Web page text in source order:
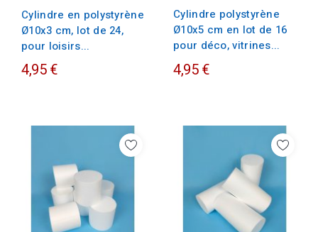
Cylindre en polystyrène
Ø10x3 cm, lot de 24,
pour loisirs...
4,95 €
Cylindre polystyrène
Ø10x5 cm en lot de 16
pour déco, vitrines...
4,95 €